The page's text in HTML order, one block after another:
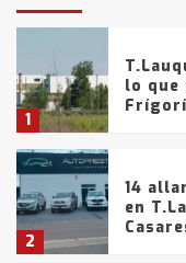
tarde
1
lo
2
14
en